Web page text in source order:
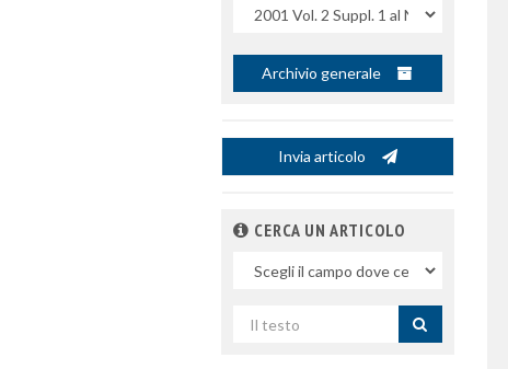
Archivio generale
Invia articolo
CERCA UN ARTICOLO
campo
per